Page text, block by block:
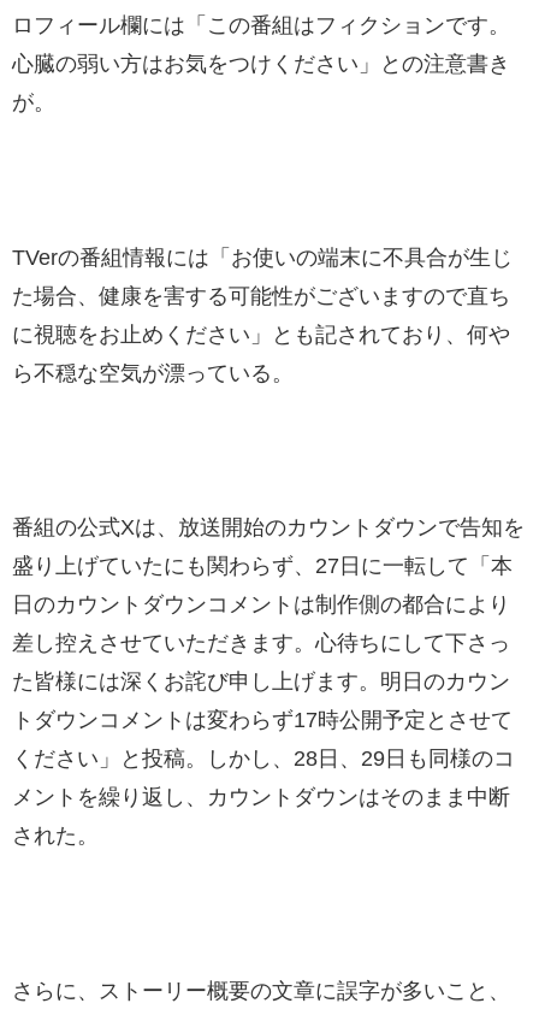
ロフィール欄には「この番組はフィクションです。
心臓の弱い方はお気をつけください」との注意書き
が。
TVerの番組情報には「お使いの端末に不具合が生じ
た場合、健康を害する可能性がございますので直ち
に視聴をお止めください」とも記されており、何や
ら不穏な空気が漂っている。
番組の公式Xは、放送開始のカウントダウンで告知を
盛り上げていたにも関わらず、27日に一転して「本
日のカウントダウンコメントは制作側の都合により
差し控えさせていただきます。心待ちにして下さっ
た皆様には深くお詫び申し上げます。明日のカウン
トダウンコメントは変わらず17時公開予定とさせて
ください」と投稿。しかし、28日、29日も同様のコ
メントを繰り返し、カウントダウンはそのまま中断
された。
さらに、ストーリー概要の文章に誤字が多いこと、